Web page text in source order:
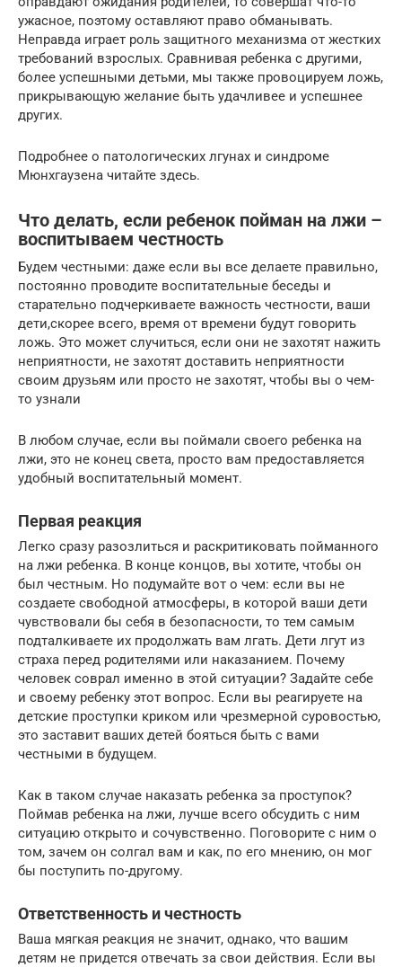
ужасное, поэтому оставляют право обманывать.
Неправда играет роль защитного механизма от жестких
требований взрослых. Сравнивая ребенка с другими,
более успешными детьми, мы также провоцируем ложь,
прикрывающую желание быть удачливее и успешнее
других.
Подробнее о патологических лгунах и синдроме
Мюнхгаузена читайте здесь.
Что делать, если ребенок пойман на лжи –
воспитываем честность
Будем честными: даже если вы все делаете правильно,
постоянно проводите воспитательные беседы и
старательно подчеркиваете важность честности, ваши
дети,скорее всего, время от времени будут говорить
ложь. Это может случиться, если они не захотят нажить
неприятности, не захотят доставить неприятности
своим друзьям или просто не захотят, чтобы вы о чем-
то узнали
В любом случае, если вы поймали своего ребенка на
лжи, это не конец света, просто вам предоставляется
удобный воспитательный момент.
Первая реакция
Легко сразу разозлиться и раскритиковать пойманного
на лжи ребенка. В конце концов, вы хотите, чтобы он
был честным. Но подумайте вот о чем: если вы не
создаете свободной атмосферы, в которой ваши дети
чувствовали бы себя в безопасности, то тем самым
подталкиваете их продолжать вам лгать. Дети лгут из
страха перед родителями или наказанием. Почему
человек соврал именно в этой ситуации? Задайте себе
и своему ребенку этот вопрос. Если вы реагируете на
детские проступки криком или чрезмерной суровостью,
это заставит ваших детей бояться быть с вами
честными в будущем.
Как в таком случае наказать ребенка за проступок?
Поймав ребенка на лжи, лучше всего обсудить с ним
ситуацию открыто и сочувственно. Поговорите с ним о
том, зачем он солгал вам и как, по его мнению, он мог
бы поступить по-другому.
Ответственность и честность
Ваша мягкая реакция не значит, однако, что вашим
детям не придется отвечать за свои действия. Если вы